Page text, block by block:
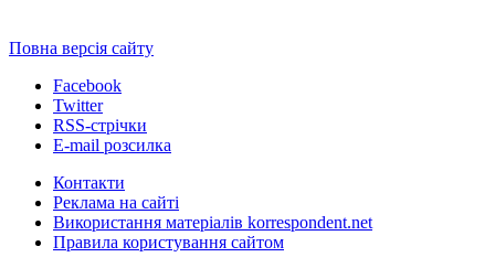
Повна версія сайту
Facebook
Twitter
RSS-стрічки
E-mail розсилка
Контакти
Реклама на сайті
Використання матеріалів korrespondent.net
Правила користування сайтом